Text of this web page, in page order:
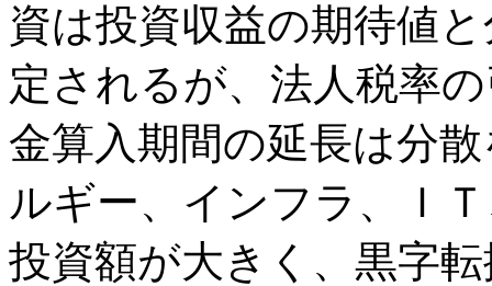
資は投資収益の期待値
定されるが、法人税率
金算入期間の延長は分
ルギー、インフラ、Ｉ
投資額が大きく、黒字